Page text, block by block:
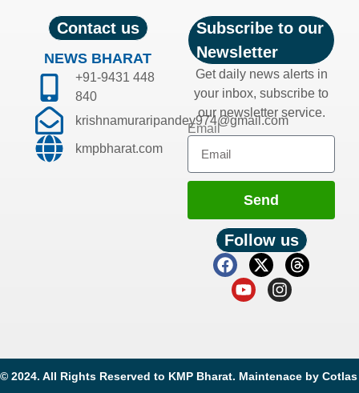
Contact us
NEWS BHARAT
+91-9431 448
840
krishnamuraripandey974@gmail.com
kmpbharat.com
Subscribe to our
Newsletter
Get daily news alerts in
your inbox, subscribe to
our newsletter service.
Email
Send
Follow us
© 2024. All Rights Reserved to KMP Bharat. Maintenace by Cotlas